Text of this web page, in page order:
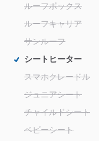
ルーフボックス
ルーフキャリア
サンルーフ
シートヒーター
スマホクレードル
ジュニアシート
チャイルドシート
ベビーシート